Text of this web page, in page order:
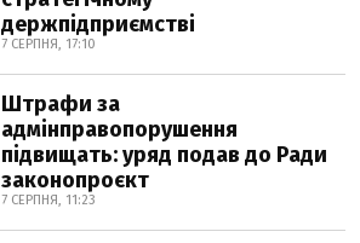
держпідприємстві
7 СЕРПНЯ, 17:10
Штрафи за
адмінправопорушення
підвищать: уряд подав до Ради
законопроєкт
7 СЕРПНЯ, 11:23